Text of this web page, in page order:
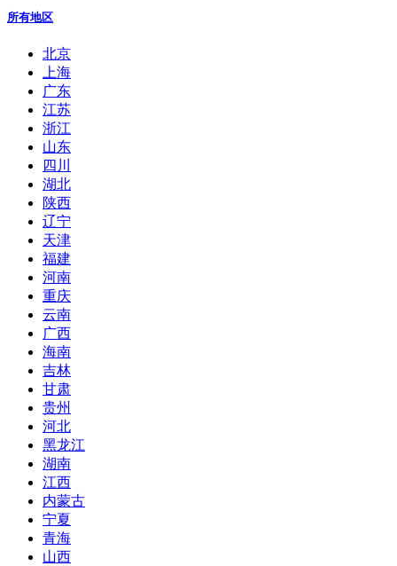
所有地区
北京
上海
广东
江苏
浙江
山东
四川
湖北
陕西
辽宁
天津
福建
河南
重庆
云南
广西
海南
吉林
甘肃
贵州
河北
黑龙江
湖南
江西
内蒙古
宁夏
青海
山西